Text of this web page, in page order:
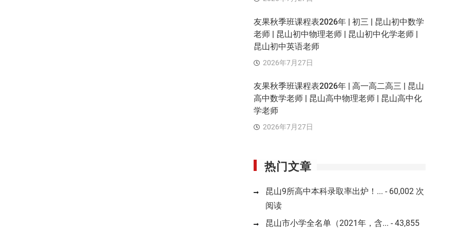
友果秋季班课程表2026年 | 初三 | 昆山初中数学
老师 | 昆山初中物理老师 | 昆山初中化学老师 |
昆山初中英语老师
2026年7月27日
友果秋季班课程表2026年 | 高一高二高三 | 昆山
高中数学老师 | 昆山高中物理老师 | 昆山高中化
学老师
2026年7月27日
热门文章
昆山9所高中本科录取率出炉！... - 60,002 次
阅读
昆山市小学全名单（2021年，含... - 43,855